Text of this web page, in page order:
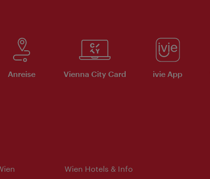
Anreise Vienna City Card ivie App
Wien Hotels & Info